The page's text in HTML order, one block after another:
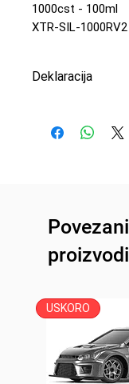
1000cst - 100ml
XTR-SIL-1000RV2
Deklaracija
d.o.o
Povezani
proizvodi
USKORO